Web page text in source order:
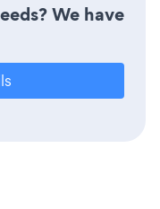
We have